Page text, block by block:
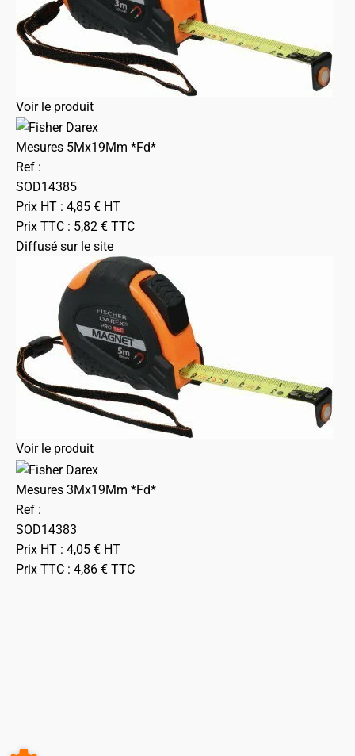
Voir le produit
Mesures 5Mx19Mm *Fd*
Ref :
SOD14385
Prix HT : 4,85 € HT
Prix TTC : 5,82 € TTC
Diffusé sur le site
Voir le produit
Mesures 3Mx19Mm *Fd*
Ref :
SOD14383
Prix HT : 4,05 € HT
Prix TTC : 4,86 € TTC